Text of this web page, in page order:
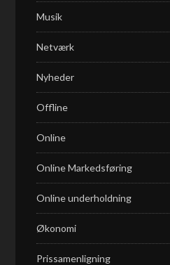
Musik
Netværk
Nyheder
Offline
Online
Online Markedsføring
Online underholdning
Økonomi
Prissamenligning